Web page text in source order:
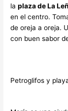
laplaza de La
en el centro.
de oreja a oreja.
con buen sabor
Petroglifos y